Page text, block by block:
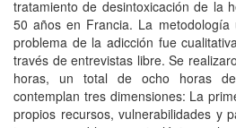
tratamiento de desintoxicación de la
50 años en Francia. La metodología
problema de la adicción fue
través de entrevistas libre. Se
horas, un total de ocho horas
contemplan tres dimensiones: La
propios recursos, vulnerabilidades y